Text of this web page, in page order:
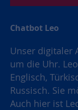
Chatbot Leo
Unser digitaler
um die Uhr.
Englisch,
Russisch. Sie
Auch hier ist